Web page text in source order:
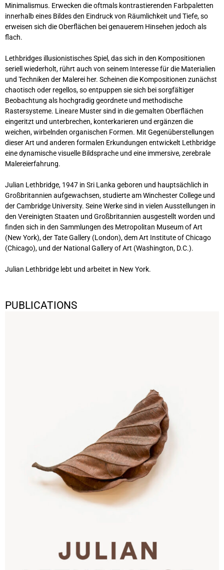
Minimalismus. Erwecken die oftmals kontrastierenden Farbpaletten
innerhalb eines Bildes den Eindruck von Räumlichkeit und Tiefe, so
erweisen sich die Oberflächen bei genauerem Hinsehen jedoch als
flach.
Lethbridges illusionistisches Spiel, das sich in den Kompositionen
seriell wiederholt, rührt auch von seinem Interesse für die Materialien
und Techniken der Malerei her. Scheinen die Kompositionen zunächst
chaotisch oder regellos, so entpuppen sie sich bei sorgfältiger
Beobachtung als hochgradig geordnete und methodische
Rastersysteme. Lineare Muster sind in die gemalten Oberflächen
eingeritzt und unterbrechen, konterkarieren und ergänzen die
weichen, wirbelnden organischen Formen. Mit Gegenüberstellungen
dieser Art und anderen formalen Erkundungen entwickelt Lethbridge
eine dynamische visuelle Bildsprache und eine immersive, zerebrale
Malereierfahrung.
Julian Lethbridge, 1947 in Sri Lanka geboren und hauptsächlich in
Großbritannien aufgewachsen, studierte am Winchester College und
der Cambridge University. Seine Werke sind in vielen Ausstellungen in
den Vereinigten Staaten und Großbritannien ausgestellt worden und
finden sich in den Sammlungen des Metropolitan Museum of Art
(New York), der Tate Gallery (London), dem Art Institute of Chicago
(Chicago), und der National Gallery of Art (Washington, D.C.).
Julian Lethbridge lebt und arbeitet in New York.
PUBLICATIONS